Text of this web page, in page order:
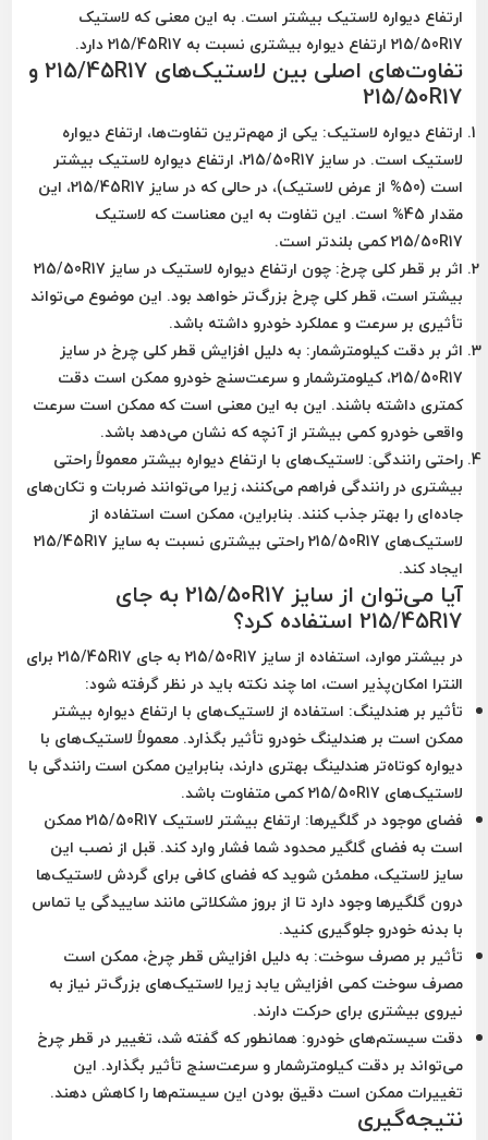
ارتفاع دیواره لاستیک بیشتر است. به این معنی که لاستیک
215/50R17 ارتفاع دیواره بیشتری نسبت به 215/45R17 دارد.
تفاوت‌های اصلی بین لاستیک‌های 215/45R17 و
215/50R17
ارتفاع دیواره لاستیک: یکی از مهم‌ترین تفاوت‌ها، ارتفاع دیواره
لاستیک است. در سایز 215/50R17، ارتفاع دیواره لاستیک بیشتر
است (50% از عرض لاستیک)، در حالی که در سایز 215/45R17، این
مقدار 45% است. این تفاوت به این معناست که لاستیک
215/50R17 کمی بلندتر است.
اثر بر قطر کلی چرخ
: چون ارتفاع دیواره لاستیک در سایز 215/50R17
بیشتر است، قطر کلی چرخ بزرگ‌تر خواهد بود. این موضوع می‌تواند
تأثیری بر سرعت و عملکرد خودرو داشته باشد.
اثر بر دقت کیلومترشمار: به دلیل افزایش قطر کلی چرخ در سایز
215/50R17، کیلومترشمار و سرعت‌سنج خودرو ممکن است دقت
کمتری داشته باشند. این به این معنی است که ممکن است سرعت
واقعی خودرو کمی بیشتر از آنچه که نشان می‌دهد باشد.
راحتی رانندگی: لاستیک‌های با ارتفاع دیواره بیشتر معمولاً راحتی
بیشتری در رانندگی فراهم می‌کنند، زیرا می‌توانند ضربات و تکان‌های
جاده‌ای را بهتر جذب کنند. بنابراین، ممکن است استفاده از
لاستیک‌های 215/50R17 راحتی بیشتری نسبت به سایز 215/45R17
ایجاد کند.
آیا می‌توان از سایز 215/50R17 به جای
215/45R17 استفاده کرد؟
در بیشتر موارد، استفاده از سایز 215/50R17 به جای 215/45R17 برای
النترا امکان‌پذیر است، اما چند نکته باید در نظر گرفته شود:
تأثیر بر هندلینگ: استفاده از لاستیک‌های با ارتفاع دیواره بیشتر
ممکن است بر هندلینگ خودرو تأثیر بگذارد. معمولاً لاستیک‌های با
دیواره کوتاه‌تر هندلینگ بهتری دارند، بنابراین ممکن است رانندگی با
لاستیک‌های 215/50R17 کمی متفاوت باشد.
فضای موجود در گلگیرها
: ارتفاع بیشتر لاستیک 215/50R17 ممکن
است به فضای گلگیر محدود شما فشار وارد کند. قبل از نصب این
سایز لاستیک، مطمئن شوید که فضای کافی برای گردش لاستیک‌ها
درون گلگیرها وجود دارد تا از بروز مشکلاتی مانند ساییدگی یا تماس
با بدنه خودرو جلوگیری کنید.
تأثیر بر مصرف سوخت: به دلیل افزایش قطر چرخ، ممکن است
مصرف سوخت کمی افزایش یابد زیرا لاستیک‌های بزرگ‌تر نیاز به
نیروی بیشتری برای حرکت دارند.
دقت سیستم‌های خودرو: همانطور که گفته شد، تغییر در قطر چرخ
می‌تواند بر دقت کیلومترشمار و سرعت‌سنج تأثیر بگذارد. این
تغییرات ممکن است دقیق بودن این سیستم‌ها را کاهش دهند.
نتیجه‌گیری